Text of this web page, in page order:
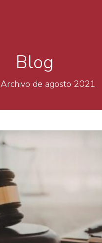
Blog
Archivo de agosto 2021